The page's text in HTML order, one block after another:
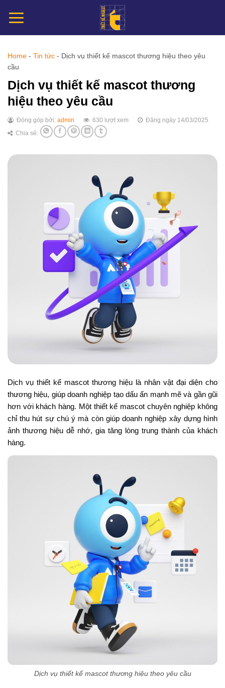
đến
Home - Tin tức - Dịch vụ thiết kế mascot thương hiệu theo yêu
cầu
Dịch vụ thiết kế mascot thương
hiệu theo yêu cầu
Đóng góp bởi: admin 630 lượt xem
Đăng ngày 14/03/2025
Chia sẻ:
Dịch vụ thiết kế mascot thương hiệu là nhân vật đại diện cho
thương hiệu, giúp doanh nghiệp tạo dấu ấn mạnh mẽ và gần gũi
hơn với khách hàng. Một thiết kế mascot chuyên nghiệp không
chỉ thu hút sự chú ý mà còn giúp doanh nghiệp xây dựng hình
ảnh thương hiệu dễ nhớ, gia tăng lòng trung thành của khách
hàng.
Dịch vụ thiết kế mascot thương hiệu theo yêu cầu